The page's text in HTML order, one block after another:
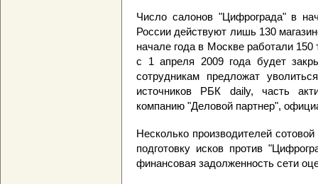
Число салонов "Цифрограда" в
России действуют лишь 130
начале года в Москве работали
с 1 апреля 2009 года будет
сотрудникам предложат
источников РБК daily, часть
компанию "Деловой партнер",
Несколько производителей
подготовку исков против
финансовая задолженность сети